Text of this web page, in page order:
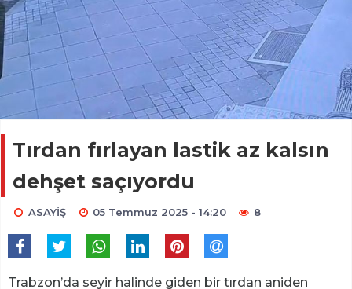
Tırdan fırlayan lastik az kalsın
dehşet saçıyordu
ASAYİŞ 05 Temmuz 2025 - 14:20 8
Trabzon’da seyir halinde giden bir tırdan aniden